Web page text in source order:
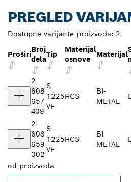
PREGLED
Dostupne varijante proizvoda: 2
Proširi
Broj
dela
Tip
Materijal
osnove
Materijal
2
608
657
409
S
1225
VF
HCS
BI-
METAL
2
608
659
002
S
1225
VF
HCS
BI-
METAL
od proizvoda